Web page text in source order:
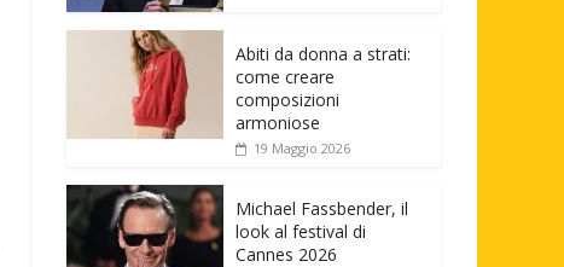
Abiti da donna a strati:
come creare
composizioni
armoniose
19 Maggio 2026
Michael Fassbender, il
look al festival di
Cannes 2026